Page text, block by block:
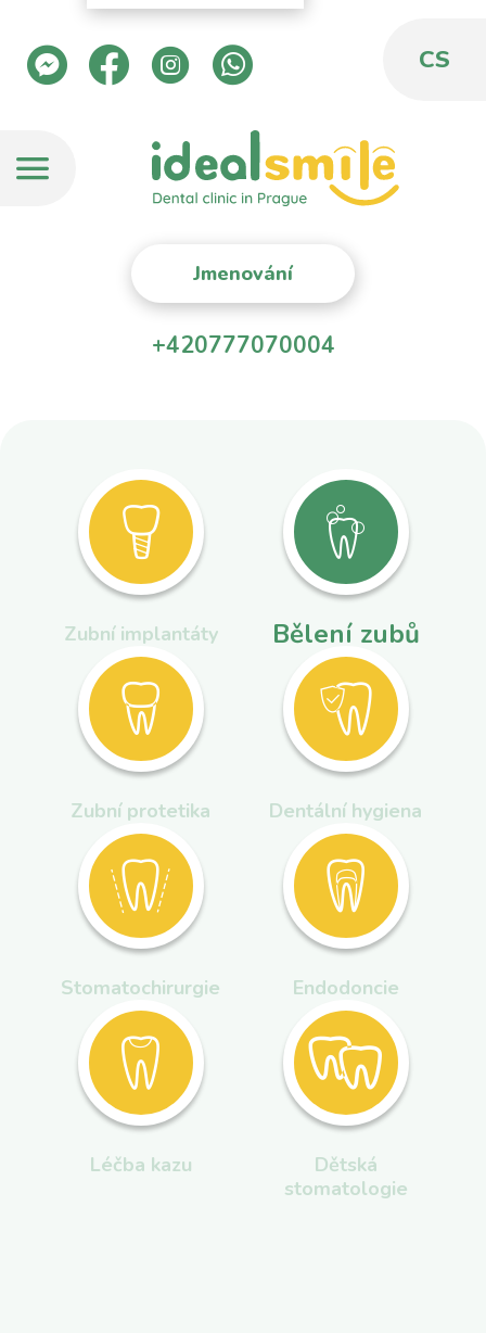
Jmenování
+420777070004
CS
Zubní implantáty Bělení zubů
Zubní protetika Dentální hygiena
Stomatochirurgie Endodoncie
Léčba kazu
Dětská
stomatologie